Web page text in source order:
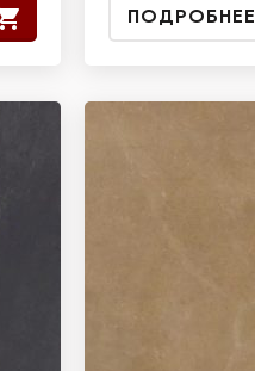
ПОДРОБНЕЕ